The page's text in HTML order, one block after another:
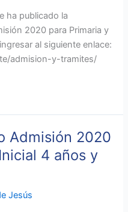
ha publicado la
2020 para Primaria y
al siguiente enlace:
admision-y-tramites/
Admisión 2020
4 años y
Jesús